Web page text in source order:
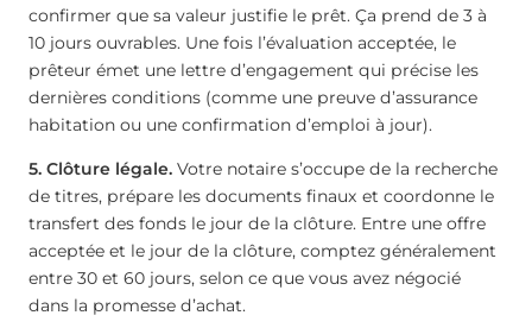
confirmer que sa valeur justifie le prêt. Ça prend de 3 à
10 jours ouvrables. Une fois l’évaluation acceptée, le
prêteur émet une lettre d’engagement qui précise les
dernières conditions (comme une preuve d’assurance
habitation ou une confirmation d’emploi à jour).
5. Clôture légale. Votre notaire s’occupe de la recherche
de titres, prépare les documents finaux et coordonne le
transfert des fonds le jour de la clôture. Entre une offre
acceptée et le jour de la clôture, comptez généralement
entre 30 et 60 jours, selon ce que vous avez négocié
dans la promesse d’achat.